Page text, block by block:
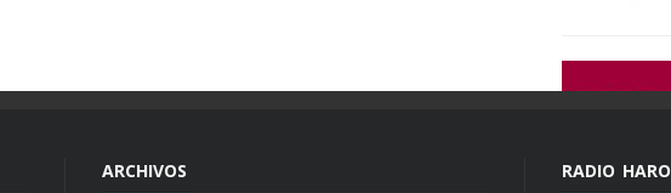
ARCHIVOS RADIO HARO